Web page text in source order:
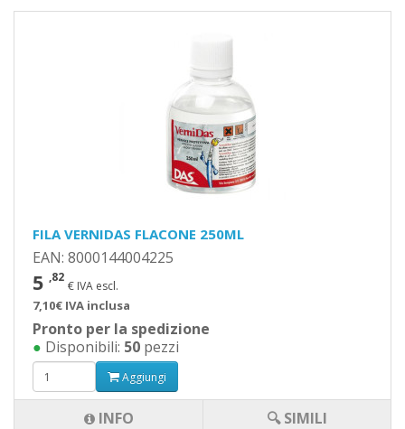
FILA VERNIDAS FLACONE 250ML
EAN: 8000144004225
5 ,82
€ IVA escl.
7,10€ IVA inclusa
Pronto per la spedizione
● Disponibili: 50 pezzi
Aggiungi
INFO 🔍 SIMILI